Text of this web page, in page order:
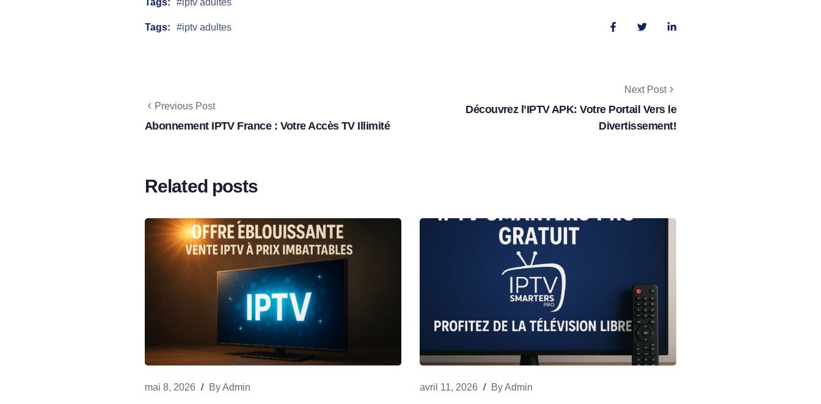
Tags: iptv adultes
Previous Post
Abonnement IPTV France : Votre Accès TV Illimité
Next Post
Découvrez l’IPTV APK: Votre Portail Vers le
Divertissement!
Related posts
mai 8, 2026 / ByAdmin avril 11, 2026 / ByAdmin